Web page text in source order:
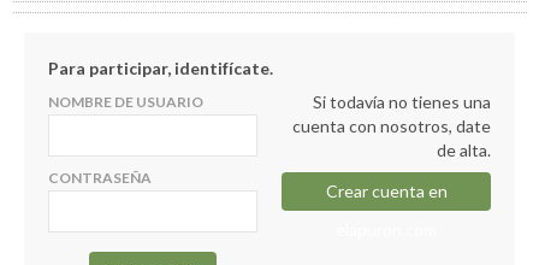
Para participar, identifícate.
NOMBRE DE USUARIO
CONTRASEÑA
Si todavía no tienes una
cuenta con nosotros, date
de alta.
Crear cuenta en